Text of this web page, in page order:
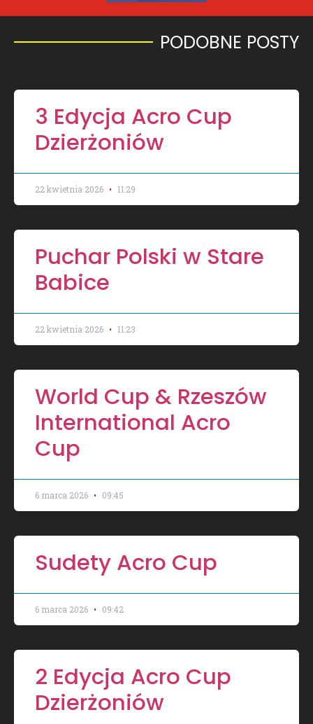
PODOBNE POSTY​
3 Edycja Acro Cup
Dzierżoniów
22 kwietnia 2026 11:29
Puchar Polski w Stare
Babice
22 kwietnia 2026 11:23
World Cup & Rzeszów
International Acro
Cup
6 marca 2026 09:45
Sudety Acro Cup
6 marca 2026 09:42
2 Edycja Acro Cup
Dzierżoniów